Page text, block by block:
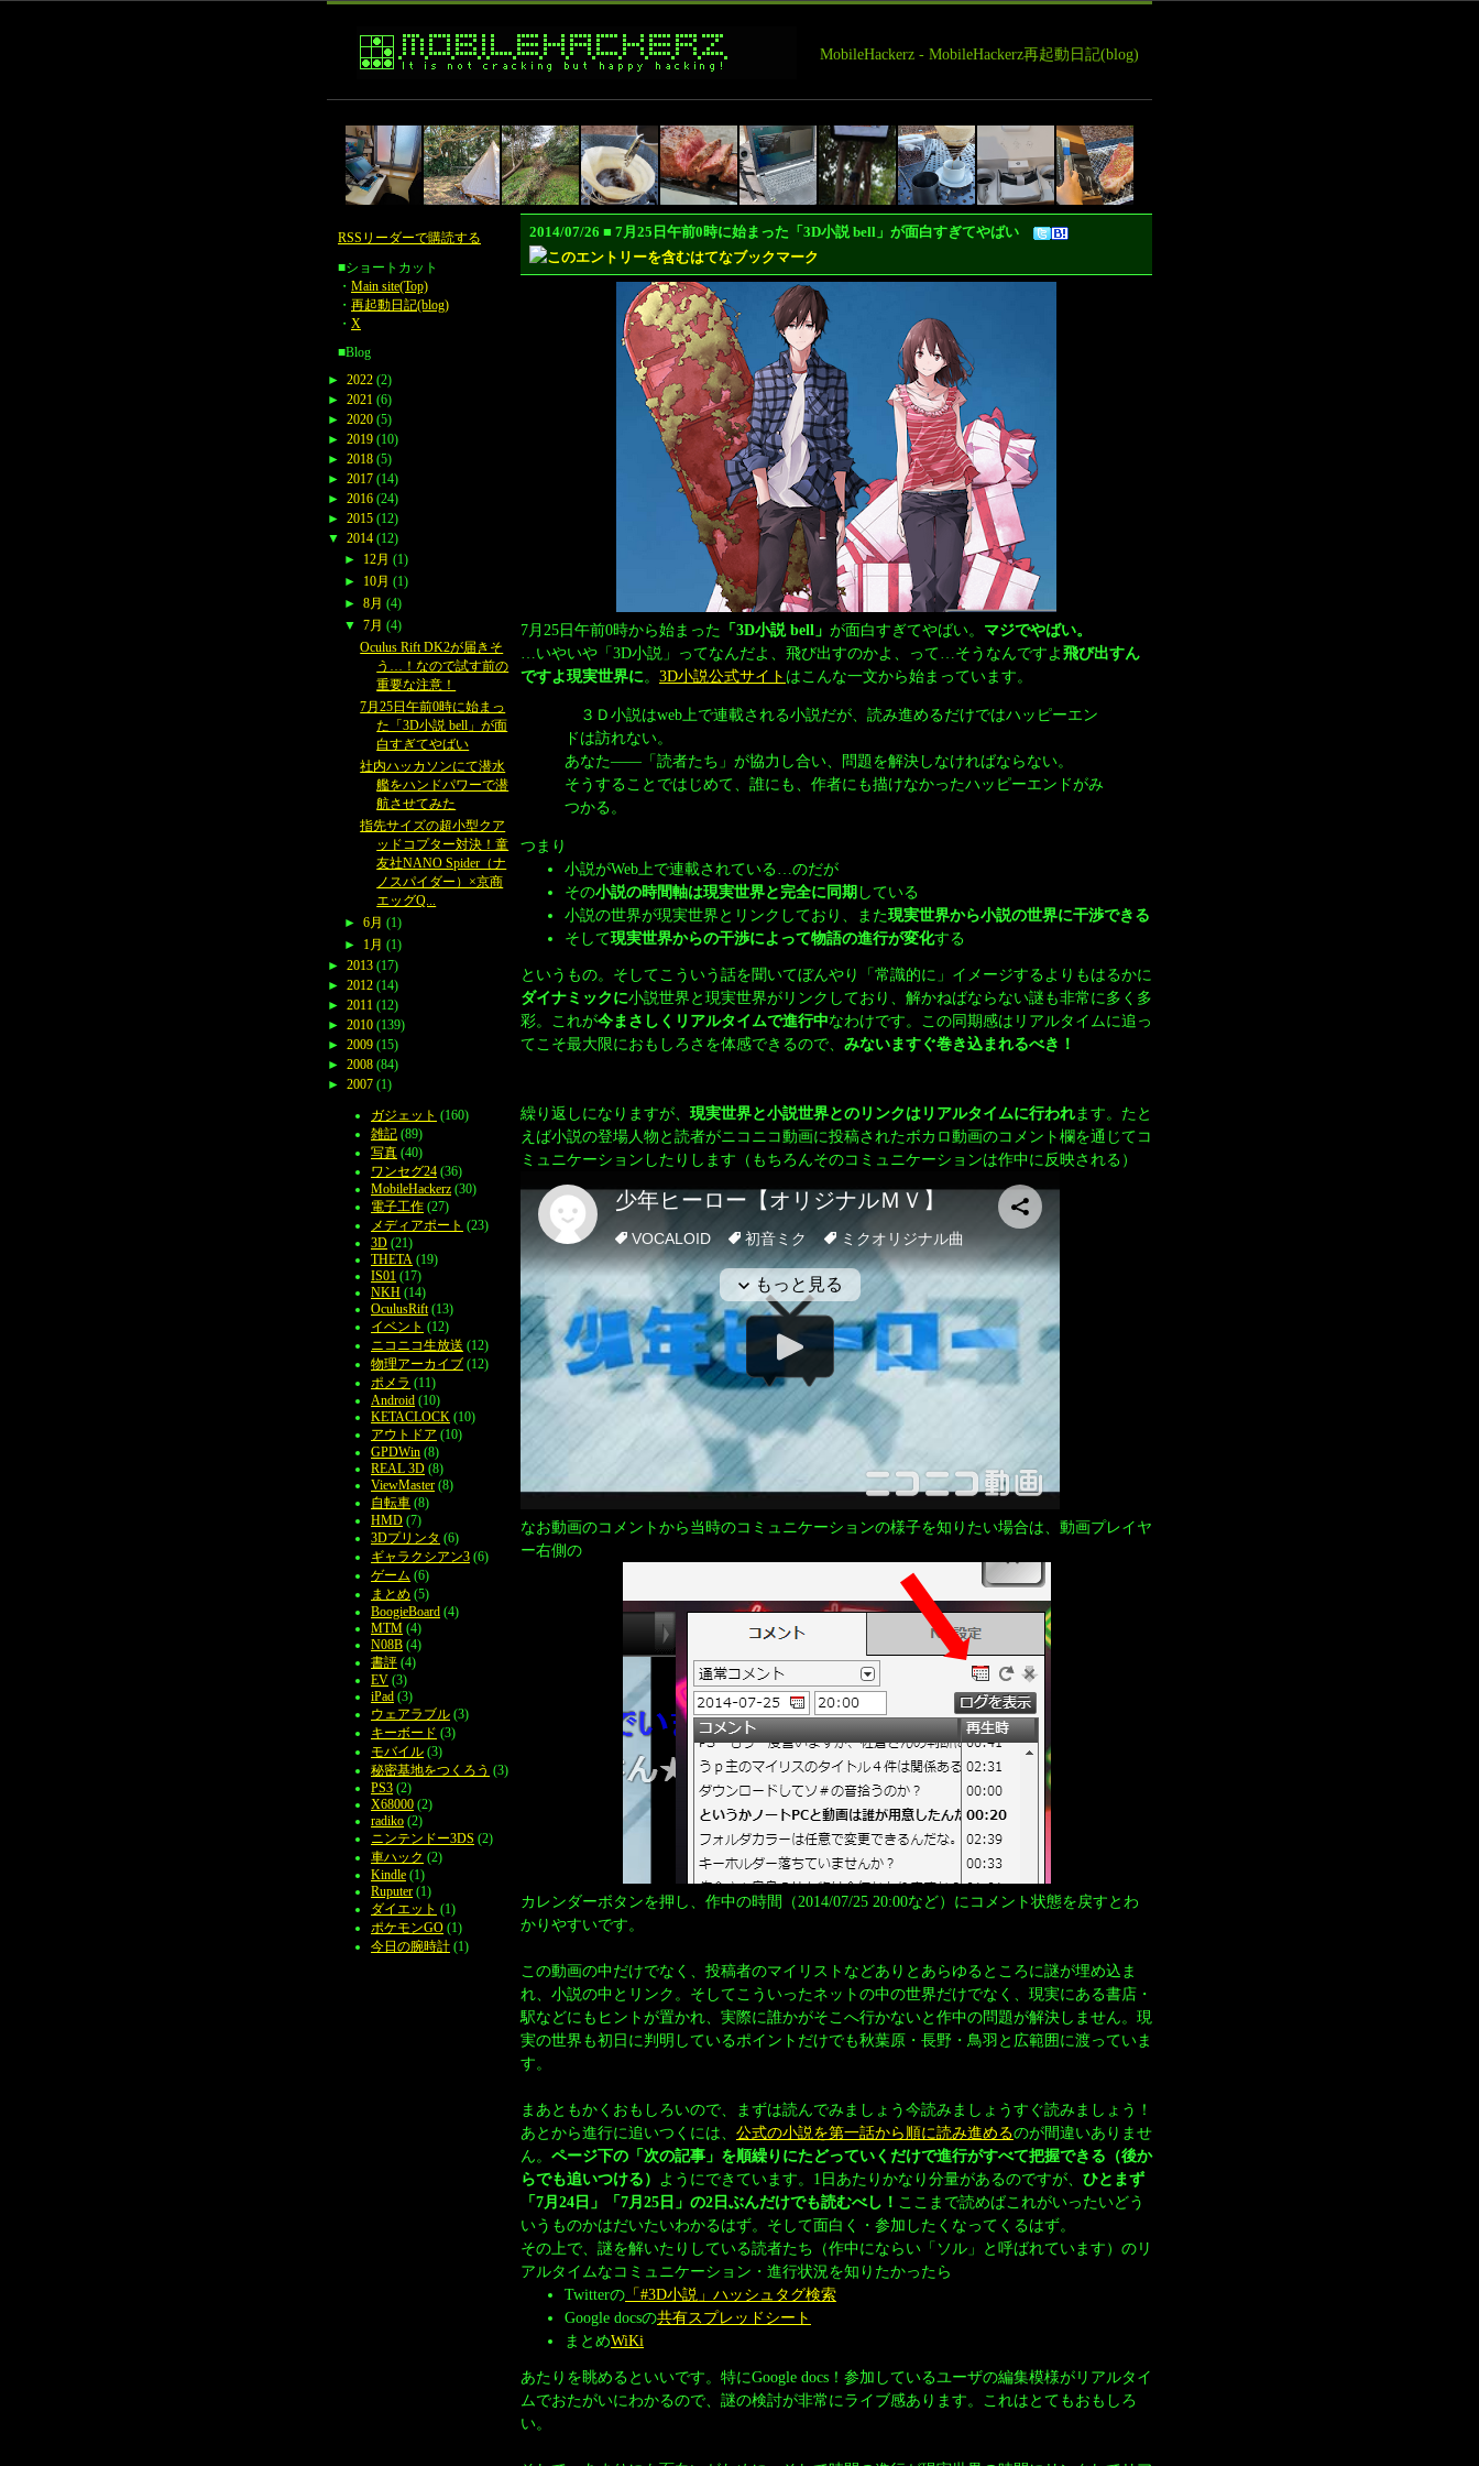
MobileHackerz - MobileHackerz再起動日記(blog)
2014/07/26 ■ 7月25日午前0時に始まった「3D小説 bell」が面白すぎてやばい
7月25日午前0時から始まった 「3D小説 bell」 が面白すぎてやばい。 マジでやばい。
…いやいや「3D小説」ってなんだよ、飛び出すのかよ、って…そうなんですよ飛び出すん
ですよ現実世界に。 3D小説公式サイト はこんな一文から始まっています。
３Ｄ小説はweb上で連載される小説だが、読み進めるだけではハッピーエン
ドは訪れない。
あなた――「読者たち」が協力し合い、問題を解決しなければならない。
そうすることではじめて、誰にも、作者にも描けなかったハッピーエンドがみ
つかる。
つまり
小説がWeb上で連載されている…のだが
その小説の時間軸は現実世界と完全に同期 している
小説の世界が現実世界とリンクしており、また現実世界から小説の世界に干渉できる
そして現実世界からの干渉によって物語の進行が変化する
というもの。そしてこういう話を聞いてぼんやり「常識的に」イメージするよりもはるかに
ダイナミックに小説世界と現実世界がリンクしており、解かねばならない謎も非常に多く多
彩。これが今まさしくリアルタイムで進行中なわけです。この同期感はリアルタイムに追っ
てこそ最大限におもしろさを体感できるので、 みないますぐ巻き込まれるべき！
繰り返しになりますが、 現実世界と小説世界とのリンクはリアルタイムに行われます。たと
えば小説の登場人物と読者がニコニコ動画に投稿されたボカロ動画のコメント欄を通じてコ
ミュニケーションしたりします（もちろんそのコミュニケーションは作中に反映される）
なお動画のコメントから当時のコミュニケーションの様子を知りたい場合は、動画プレイヤ
ー右側の
カレンダーボタンを押し、作中の時間（2014/07/25 20:00など）にコメント状態を戻すとわ
かりやすいです。
この動画の中だけでなく、投稿者のマイリストなどありとあらゆるところに謎が埋め込ま
れ、小説の中とリンク。そしてこういったネットの中の世界だけでなく、現実にある書店・
駅などにもヒントが置かれ、実際に誰かがそこへ行かないと作中の問題が解決しません。現
実の世界も初日に判明しているポイントだけでも秋葉原・長野・鳥羽と広範囲に渡っていま
す。
まあともかくおもしろいので、まずは読んでみましょう今読みましょうすぐ読みましょう！
あとから進行に追いつくには、 公式の小説を第一話から順に読み進めるのが間違いありませ
ん。 ページ下の「次の記事」を順繰りにたどっていくだけで進行がすべて把握できる（後か
らでも追いつける） ようにできています。1日あたりかなり分量があるのですが、 ひとまず
「7月24日」「7月25日」の2日ぶんだけでも読むべし！ ここまで読めばこれがいったいどう
いうものかはだいたいわかるはず。そして面白く・参加したくなってくるはず。
その上で、謎を解いたりしている読者たち（作中にならい「ソル」と呼ばれています）のリ
アルタイムなコミュニケーション・進行状況を知りたかったら
Twitterの 「#3D小説」ハッシュタグ検索
Google docsの共有スプレッドシート
まとめWiKi
あたりを眺めるといいです。特にGoogle docs！参加しているユーザの編集模様がリアルタイ
ムでおたがいにわかるので、謎の検討が非常にライブ感あります。これはとてもおもしろ
い。
RSSリーダーで購読する
■ショートカット
・ Main site(Top)
・ 再起動日記(blog)
・ X
■Blog
► 2022 (2)
► 2021 (6)
► 2020 (5)
► 2019 (10)
► 2018 (5)
► 2017 (14)
► 2016 (24)
► 2015 (12)
▼ 2014 (12)
►
12月 (1)
►
10月 (1)
► 8月 (4)
▼ 7月 (4)
Oculus Rift DK2が届きそ
う…！なので試す前の
重要な注意！
7月25日午前0時に始まっ
た「3D小説 bell」が面
白すぎてやばい
社内ハッカソンにて潜水
艦をハンドパワーで潜
航させてみた
指先サイズの超小型クア
ッドコプター対決！童
友社NANO Spider（ナ
ノスパイダー）×京商
エッグQ...
► 6月 (1)
►
1月 (1)
► 2013 (17)
► 2012 (14)
► 2011 (12)
► 2010 (139)
► 2009 (15)
► 2008 (84)
► 2007 (1)
ガジェット (160)
雑記 (89)
写真 (40)
ワンセグ24 (36)
MobileHackerz (30)
電子工作 (27)
メディアポート (23)
3D (21)
THETA (19)
IS01 (17)
NKH (14)
OculusRift (13)
イベント (12)
ニコニコ生放送 (12)
物理アーカイブ (12)
ポメラ (11)
Android (10)
KETACLOCK (10)
アウトドア (10)
GPDWin (8)
REAL 3D (8)
ViewMaster (8)
自転車 (8)
HMD (7)
3Dプリンタ (6)
ギャラクシアン3 (6)
ゲーム (6)
まとめ (5)
BoogieBoard (4)
MTM (4)
N08B (4)
書評 (4)
EV (3)
iPad (3)
ウェアラブル (3)
キーボード (3)
モバイル (3)
秘密基地をつくろう (3)
PS3 (2)
X68000 (2)
radiko (2)
ニンテンドー3DS (2)
車ハック (2)
Kindle (1)
Ruputer (1)
ダイエット (1)
ポケモンGO (1)
今日の腕時計 (1)